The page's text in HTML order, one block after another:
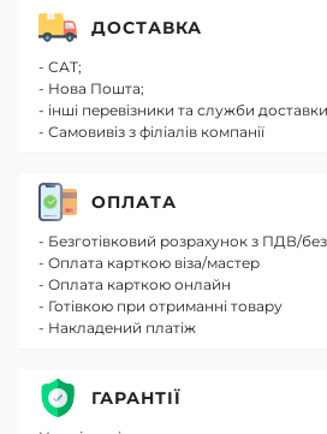
ДОСТАВКА
- САТ;
- Нова Пошта;
- інші перевізники та служби
- Самовивіз з філіалів компанії
ОПЛАТА
- Безготівковий розрахунок з ПДВ/
- Оплата карткою віза/мастер
- Оплата карткою онлайн
- Готівкою при отриманні товару
- Накладений платіж
ГАРАНТІЇ